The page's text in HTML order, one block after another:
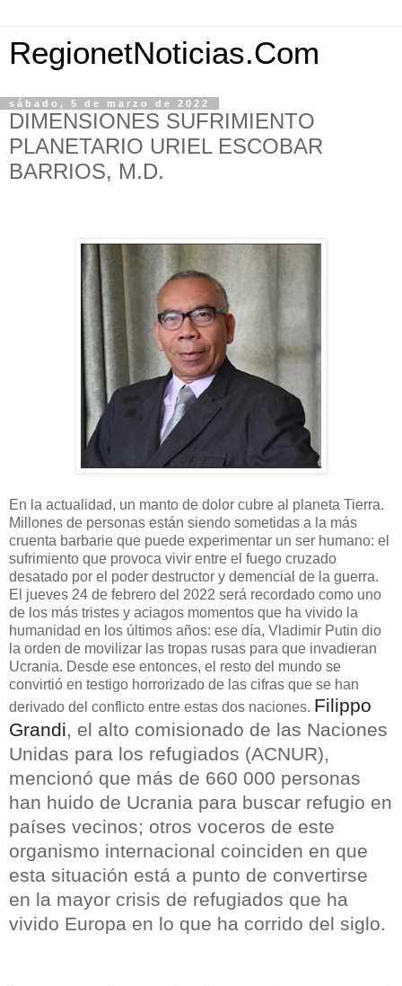
RegionetNoticias.Com
sábado, 5 de marzo de 2022
DIMENSIONES SUFRIMIENTO
PLANETARIO URIEL ESCOBAR
BARRIOS, M.D.
En la actualidad, un manto de dolor cubre al planeta Tierra.
Millones de personas están siendo sometidas a la más
cruenta barbarie que puede experimentar un ser humano: el
sufrimiento que provoca vivir entre el fuego cruzado
desatado por el poder destructor y demencial de la guerra.
El jueves 24 de febrero del 2022 será recordado como uno
de los más tristes y aciagos momentos que ha vivido la
humanidad en los últimos años: ese día, Vladimir Putin dio
la orden de movilizar las tropas rusas para que invadieran
Ucrania. Desde ese entonces, el resto del mundo se
convirtió en testigo horrorizado de las cifras que se han
derivado del conflicto entre estas dos naciones. Filippo
Grandi, el alto comisionado de las Naciones
Unidas para los refugiados (ACNUR),
mencionó que más de 660 000 personas
han huido de Ucrania para buscar refugio en
países vecinos; otros voceros de este
organismo internacional coinciden en que
esta situación está a punto de convertirse
en la mayor crisis de refugiados que ha
vivido Europa en lo que ha corrido del siglo.